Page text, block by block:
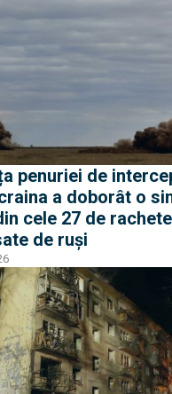
penuriei de
a doborât o
cele 27 de
de ruși